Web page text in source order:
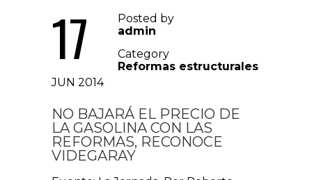
17
JUN 2014
Posted by
admin
Category
Reformas estructurales
NO BAJARÁ EL PRECIO DE
LA GASOLINA CON LAS
REFORMAS, RECONOCE
VIDEGARAY